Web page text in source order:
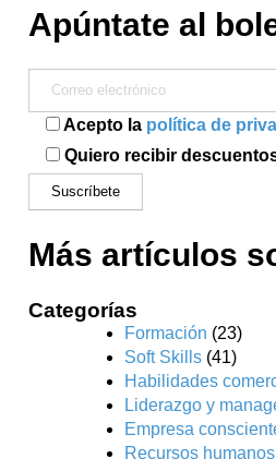
Apúntate al
Acepto la política de
Quiero recibir
Más artículos
Categorías
Formación (23)
Soft Skills (41)
Habilidades
Liderazgo y
Empresa
Recursos humanos